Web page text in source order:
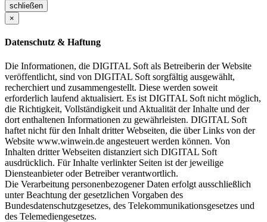
schließen
×
Datenschutz & Haftung
Die Informationen, die DIGITAL Soft als Betreiberin der Website
veröffentlicht, sind von DIGITAL Soft sorgfältig ausgewählt,
recherchiert und zusammengestellt. Diese werden soweit
erforderlich laufend aktualisiert. Es ist DIGITAL Soft nicht möglich,
die Richtigkeit, Vollständigkeit und Aktualität der Inhalte und der
dort enthaltenen Informationen zu gewährleisten. DIGITAL Soft
haftet nicht für den Inhalt dritter Webseiten, die über Links von der
Website www.winwein.de angesteuert werden können. Von
Inhalten dritter Webseiten distanziert sich DIGITAL Soft
ausdrücklich. Für Inhalte verlinkter Seiten ist der jeweilige
Diensteanbieter oder Betreiber verantwortlich.
Die Verarbeitung personenbezogener Daten erfolgt ausschließlich
unter Beachtung der gesetzlichen Vorgaben des
Bundesdatenschutzgesetzes, des Telekommunikationsgesetzes und
des Telemediengesetzes.